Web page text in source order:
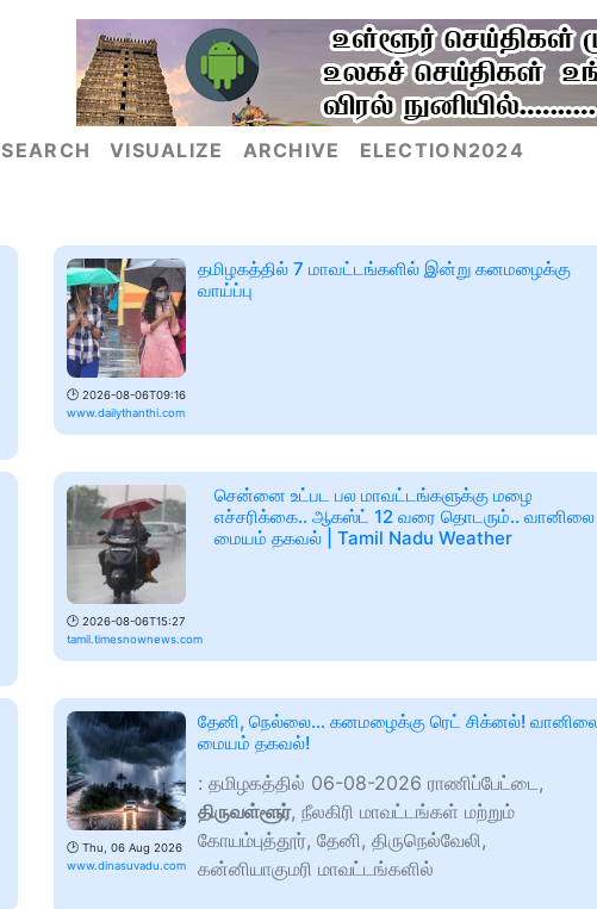
SEARCH VISUALIZE ARCHIVE ELECTION2024
🕑 2026-08-06T09:16
www.dailythanthi.com
தமிழகத்தில் 7 மாவட்டங்களில் இன்று கனமழைக்கு
வாய்ப்பு
🕑 2026-08-06T15:27
tamil.timesnownews.com
சென்னை உட்பட பல மாவட்டங்களுக்கு மழை
எச்சரிக்கை.. ஆகஸ்ட் 12 வரை தொடரும்.. வானிலை
மையம் தகவல் | Tamil Nadu Weather
🕑 Thu, 06 Aug 2026
www.dinasuvadu.com
தேனி, நெல்லை... கனமழைக்கு ரெட் சிக்னல்!
மையம் தகவல்!
: தமிழகத்தில் 06-08-2026 ராணிப்பேட்டை,
திருவள்ளூர், நீலகிரி மாவட்டங்கள் மற்றும்
கோயம்புத்தூர், தேனி, திருநெல்வேலி,
கன்னியாகுமரி மாவட்டங்களில்